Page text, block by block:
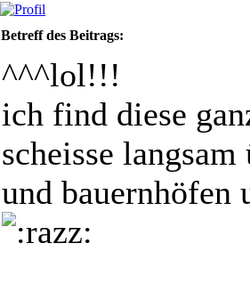
Betreff des Beitrags:
^^^lol!!!
ich find diese
scheisse
und bauernhöfen